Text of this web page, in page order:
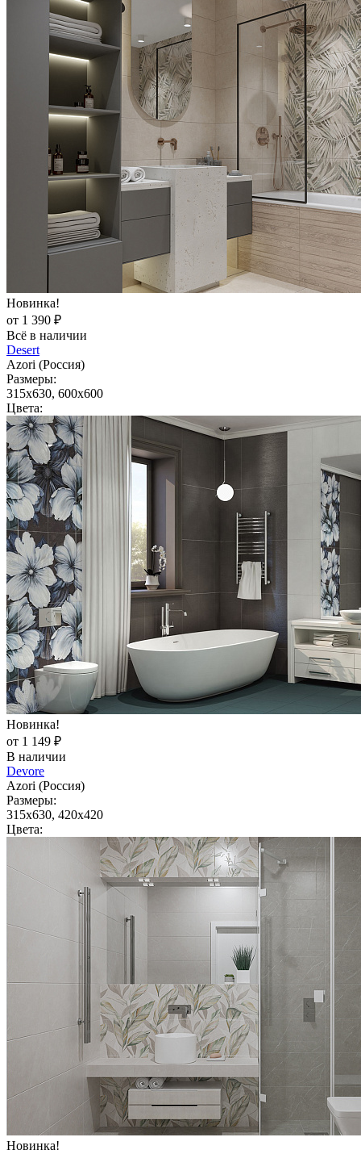
Новинка!
от 1 390 ₽
Всё в наличии
Desert
Azori (Россия)
Размеры:
315x630, 600x600
Цвета:
Новинка!
от 1 149 ₽
В наличии
Devore
Azori (Россия)
Размеры:
315x630, 420x420
Цвета:
Новинка!